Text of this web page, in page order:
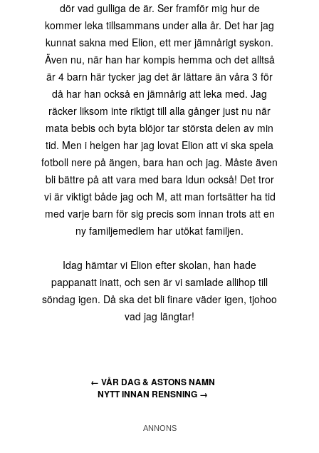
dör vad gulliga de är. Ser framför mig hur de
kommer leka tillsammans under alla år. Det har jag
kunnat sakna med Elion, ett mer jämnårigt syskon.
Även nu, när han har kompis hemma och det alltså
är 4 barn här tycker jag det är lättare än våra 3 för
då har han också en jämnårig att leka med. Jag
räcker liksom inte riktigt till alla gånger just nu när
mata bebis och byta blöjor tar största delen av min
tid. Men i helgen har jag lovat Elion att vi ska spela
fotboll nere på ängen, bara han och jag. Måste även
bli bättre på att vara med bara Idun också! Det tror
vi är viktigt både jag och M, att man fortsätter ha tid
med varje barn för sig precis som innan trots att en
ny familjemedlem har utökat familjen.
Idag hämtar vi Elion efter skolan, han hade
pappanatt inatt, och sen är vi samlade allihop till
söndag igen. Då ska det bli finare väder igen, tjohoo
vad jag längtar!
← VÅR DAG & ASTONS NAMN
NYTT INNAN RENSNING →